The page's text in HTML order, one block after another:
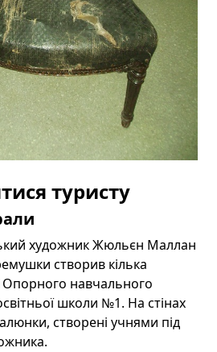
туристу
художник Жюльєн Маллан
створив кілька
Опорного навчального
школи №1. На стінах
створені учнями під